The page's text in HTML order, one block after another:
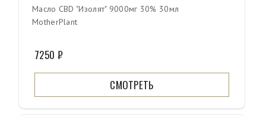
Масло CBD "Изолят" 9000мг 30% 30мл
MotherPlant
7250 ₽
СМОТРЕТЬ